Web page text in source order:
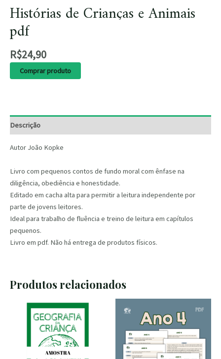
Histórias de Crianças e Animais
pdf
R$24,90
Comprar produto
Descrição
Autor João Kopke
Livro com pequenos contos de fundo moral com ênfase na
diligência, obediência e honestidade.
Editado em cacha alta para permitir a leitura independente por
parte de jovens leitores.
Ideal para trabalho de fluência e treino de leitura em capítulos
pequenos.
Livro em pdf. Não há entrega de produtos físicos.
Produtos relacionados